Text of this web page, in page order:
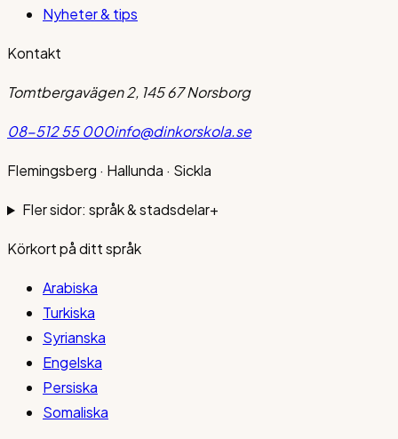
Nyheter & tips
Kontakt
Tomtbergavägen 2, 145 67 Norsborg
08-512 55 000info@dinkorskola.se
Flemingsberg · Hallunda · Sickla
Fler sidor: språk & stadsdelar+
Körkort på ditt språk
Arabiska
Turkiska
Syrianska
Engelska
Persiska
Somaliska